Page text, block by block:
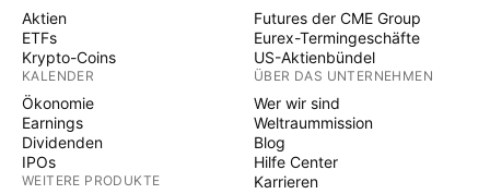
Aktien
ETFs
Krypto-Coins
KALENDER
Ökonomie
Earnings
Dividenden
IPOs
WEITERE PRODUKTE
Futures der CME Group
Eurex-Termingeschäfte
US-Aktienbündel
ÜBER DAS UNTERNEHMEN
Wer wir sind
Weltraummission
Blog
Hilfe Center
Karrieren